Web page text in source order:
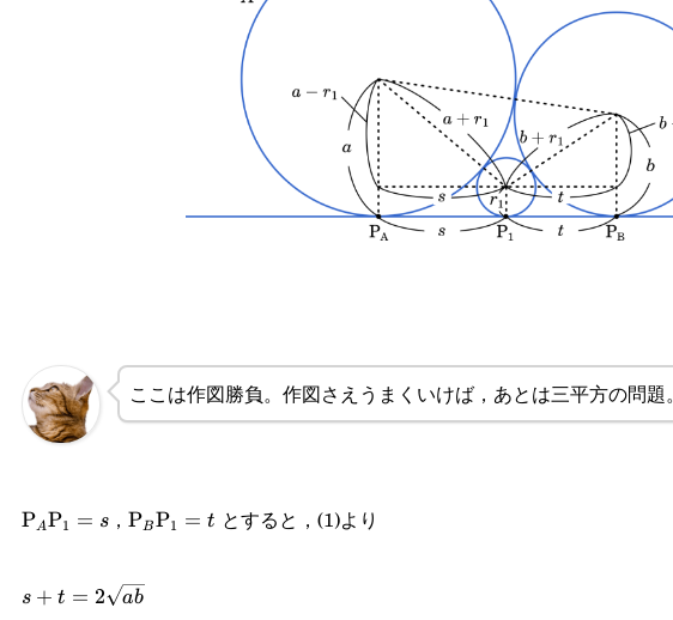
ここは作図勝負。作図さえうまくいけば，あとは三平方の問題。
\text{P}_A\text{P}_1=s
PAP1 = s， \text{P}_B\text{P}_1=t
PBP1 = t とすると，(1)より
s+t=2\sqrt{ab}
s + t = 2 ab